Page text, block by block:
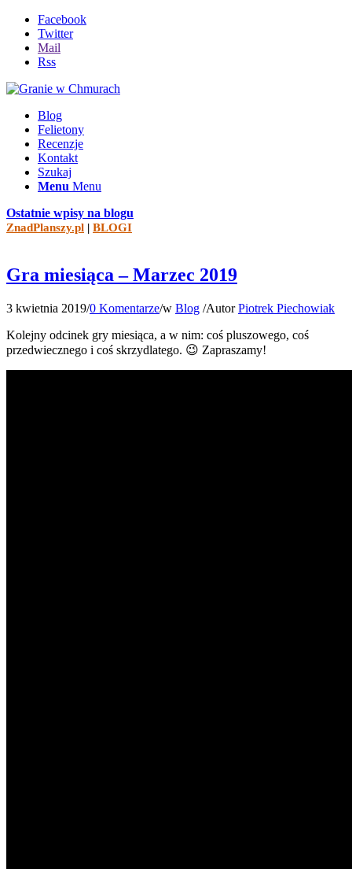
Facebook
Twitter
Mail
Rss
Blog
Felietony
Recenzje
Kontakt
Szukaj
Menu Menu
Ostatnie wpisy na blogu
ZnadPlanszy.pl | BLOGI
Gra miesiąca – Marzec 2019
3 kwietnia 2019/0 Komentarze/w Blog /AutorPiotrek Piechowiak
Kolejny odcinek gry miesiąca, a w nim: coś pluszowego, coś
przedwiecznego i coś skrzydlatego. 😉 Zapraszamy!